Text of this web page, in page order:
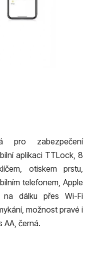
pro zabezpečení
aplikaci TTLock, 8
otiskem prstu,
telefonem, Apple
na dálku přes Wi-Fi
možnost pravé i
AA, černá.